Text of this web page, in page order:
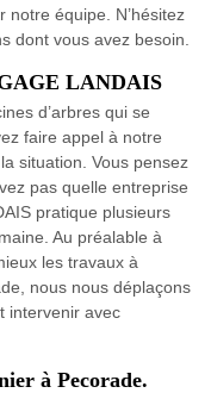
notre équipe. N’hésitez
dont vous avez besoin.
LANDAIS
d’arbres qui se
faire appel à notre
situation. Vous pensez
pas quelle entreprise
pratique plusieurs
Au préalable à
les travaux à
nous nous déplaçons
intervenir avec
à Pecorade.